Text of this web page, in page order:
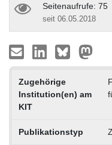
Seitenaufrufe: 75
seit 06.05.2018
Zugehörige
Institution(en) am
KIT
Publikationstyp